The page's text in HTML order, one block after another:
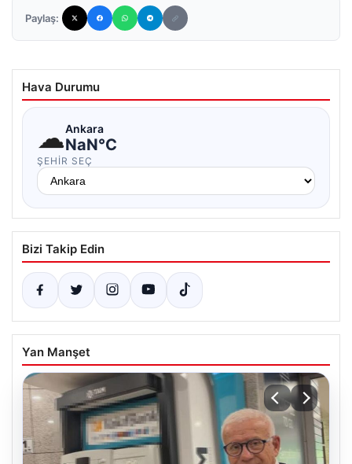
Paylaş:
Hava Durumu
☁Ankara
NaN°C
ŞEHIR SEÇ
Bizi Takip Edin
Yan Manşet